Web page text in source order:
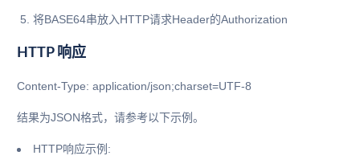
将BASE64串放入HTTP请求Header的Authorization
HTTP 响应
Content-Type: application/json;charset=UTF-8
结果为JSON格式，请参考以下示例。
HTTP响应示例: